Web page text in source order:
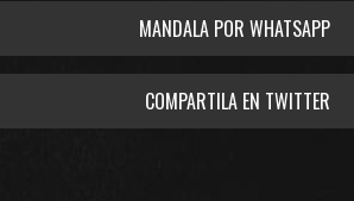
MANDALA POR WHATSAPP
COMPARTILA EN TWITTER